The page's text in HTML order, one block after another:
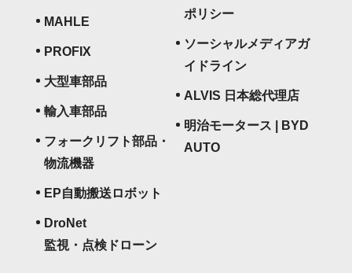
MAHLE
PROFIX
大型車部品
輸入車部品
フォークリフト部品・
物流機器
EP自動搬送ロボット
DroNet
監視・点検ドローン
ポリシー
ソーシャルメディアガ
イドライン
ALVIS 日本総代理店
明治モータース | BYD
AUTO